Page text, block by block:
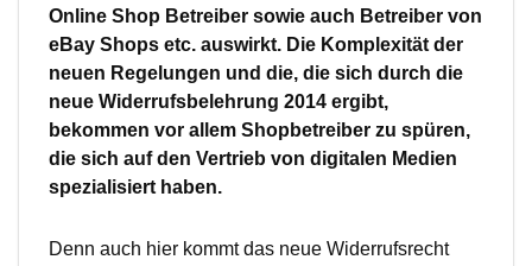
Online Shop Betreiber sowie auch Betreiber von
eBay Shops etc. auswirkt. Die Komplexität der
neuen Regelungen und die, die sich durch die
neue Widerrufsbelehrung 2014 ergibt,
bekommen vor allem Shopbetreiber zu spüren,
die sich auf den Vertrieb von digitalen Medien
spezialisiert haben.
Denn auch hier kommt das neue Widerrufsrecht